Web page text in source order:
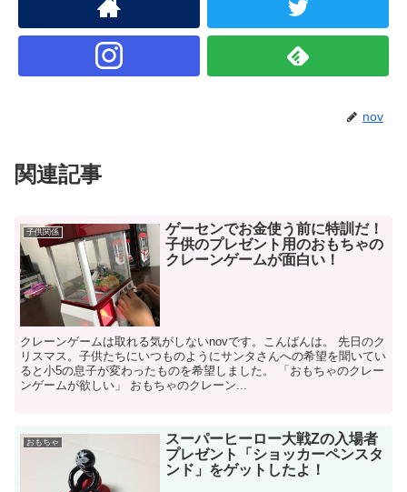
nov
関連記事
子供関係
ゲーセンでお金使う前に特訓だ！
子供のプレゼント用のおもちゃの
クレーンゲームが面白い！
クレーンゲームは取れる気がしないnovです。こんばんは。 先日のク
リスマス。子供たちにいつものようにサンタさんへの希望を聞いてい
ると小5の息子が変わったものを希望しました。 「おもちゃのクレー
ンゲームが欲しい」 おもちゃのクレーン...
おもちゃ
スーパーヒーロー大戦Zの入場者
プレゼント「ショッカーペンスタ
ンド」をゲットしたよ！